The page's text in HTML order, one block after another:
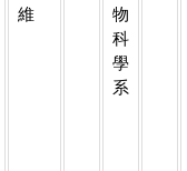
維
物
科
學
系